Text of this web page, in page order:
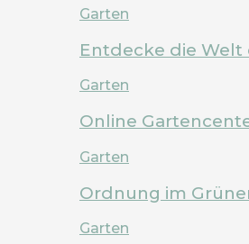
Garten
Entdecke die
Garten
Online
Garten
Ordnung im
Garten